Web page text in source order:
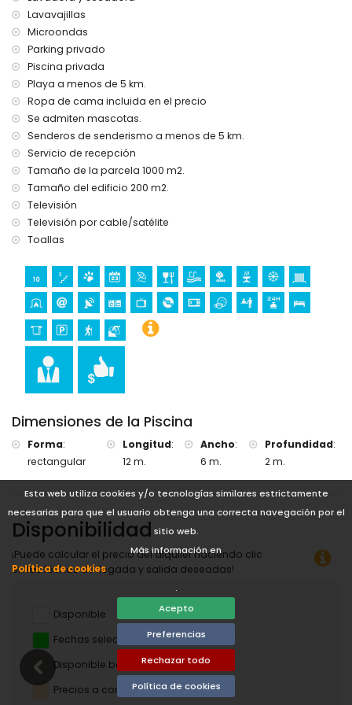
Esta web utiliza cookies y/o tecnologías similares estrictamente
necesarias para que el usuario obtenga una correcta navegación por el
sitio web.
Más información en
Política de cookies
.
Acepto
Preferencias
Rechazar todo
Política de cookies
Instalaciones y servicios incluidos en el precio del alquiler
de la villa
internet (WiFi)
aspiradora y plancha con tabla de planchar
ropa de cama y toallas
servicio de recepción y servicio de emergencia 24 horas
calefacción central y aire acondicionado
Instalaciones y servicios con costo extra
cama extra y camas/cunas para niños (a petición)
Entretenimiento y actividades de ocio para sus vacaciones
en Jávea, Costa Blanca
bar (a menos de 5 kilómetros de la casa)
Lugares de interés y cultura en Jávea, Costa Blanca
castillo (Dénia) (a menos de 25 kilómetros del alojamiento)
Deportes
senderismo y ciclismo de montaña (a menos de 5
kilómetros de la villa)
tenis, golf y equitación (a menos de 10 kilómetros de la
villa)
Lavavajillas
Microondas
Parking privado
Piscina privada
Playa a menos de 5 km.
Ropa de cama incluida en el precio
Se admiten mascotas.
Senderos de senderismo a menos de 5 km.
Servicio de recepción
Tamaño de la parcela 1000 m2.
Tamaño del edificio 200 m2.
Televisión
Televisión por cable/satélite
Toallas
Dimensiones de la Piscina
Forma:
rectangular
Longitud:
12 m.
Ancho:
6 m.
Profundidad:
2 m.
Disponibilidad
¡Puede calcular el precio del alquiler haciendo clic
en las fechas de llegada y salida deseadas!
Disponible
Fechas seleccionadas
Disponible bajo petición
Precios a consultar